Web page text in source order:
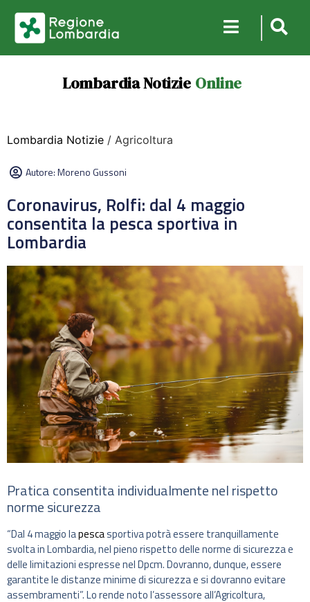
Lombardia Notizie Online
Lombardia Notizie / Agricoltura
Autore:Moreno Gussoni
Coronavirus, Rolfi: dal 4 maggio
consentita la pesca sportiva in
Lombardia
Pratica consentita individualmente nel rispetto
norme sicurezza
“Dal 4 maggio lapescasportiva potrà essere tranquillamente
svolta in Lombardia, nel pieno rispetto delle norme di sicurezza e
delle limitazioni espresse nel Dpcm. Dovranno, dunque, essere
garantite le distanze minime di sicurezza e si dovranno evitare
assembramenti”. Lo rende noto l’assessore all’Agricoltura,